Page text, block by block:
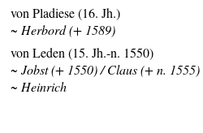
von Pladiese (16. Jh.)
~ Herbord (+ 1589)
von Leden (15. Jh.-n. 1550)
~ Jobst (+ 1550) / Claus (+ n. 1555)
~ Heinrich